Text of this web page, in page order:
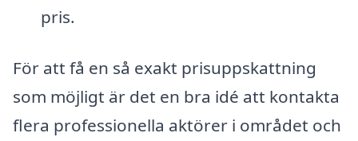
pris.
För att få en så exakt prisuppskattning
som möjligt är det en bra idé att kontakta
flera professionella aktörer i området och